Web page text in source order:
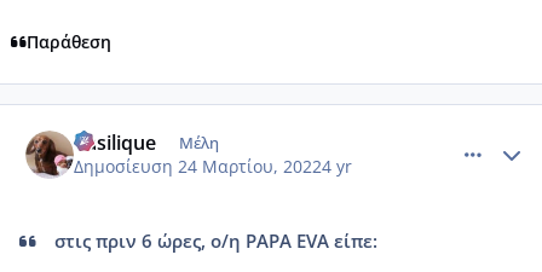
Παράθεση
Vasilique Μέλη
Δημοσίευση 24 Μαρτίου, 20224 yr
στις πριν 6 ώρες, ο/η PAPA EVA είπε: